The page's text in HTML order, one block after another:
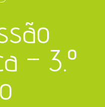
– 3.º